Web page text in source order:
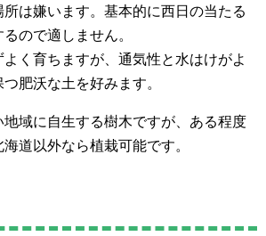
は嫌います。基本的に西日の当たる
ので適しません。
く育ちますが、通気性と水はけがよ
肥沃な土を好みます。
域に自生する樹木ですが、ある程度
道以外なら植栽可能です。